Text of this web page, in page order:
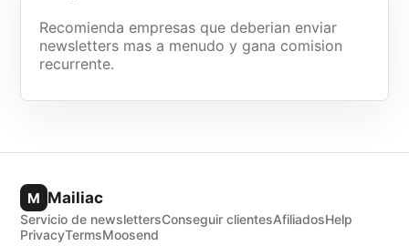
Recomienda empresas que deberian enviar
newsletters mas a menudo y gana comision
recurrente.
M Mailiac
Servicio de newslettersConseguir clientesAfiliadosHelp
PrivacyTermsMoosend